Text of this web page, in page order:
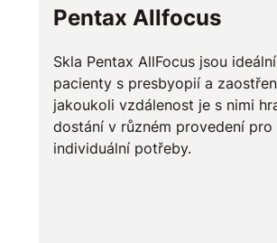
Pentax Allfocus
Skla Pentax AllFocus jsou
pacienty s presbyopií a
jakoukoli vzdálenost je s nimi
dostání v různém provedení pro
individuální potřeby.